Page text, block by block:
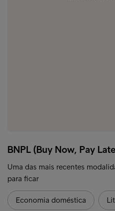
BNPL (Buy Now, Pay
Uma das mais recentes
para ficar
Economia doméstica